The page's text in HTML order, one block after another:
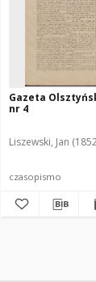
Gazeta
nr 4
Liszewski, Jan
czasopismo